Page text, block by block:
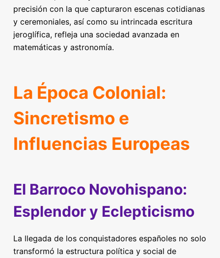
precisión con la que capturaron escenas cotidianas
y ceremoniales, así como su intrincada escritura
jeroglífica, refleja una sociedad avanzada en
matemáticas y astronomía.
La Época Colonial:
Sincretismo e
Influencias Europeas
El Barroco Novohispano:
Esplendor y Eclepticismo
La llegada de los conquistadores españoles no solo
transformó la estructura política y social de